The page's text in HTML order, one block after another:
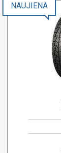
NAUJIENA